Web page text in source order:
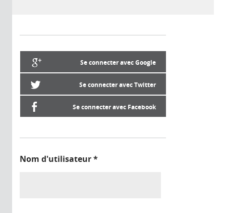
Se connecter avec Google
Se connecter avec Twitter
Se connecter avec Facebook
Nom d'utilisateur*